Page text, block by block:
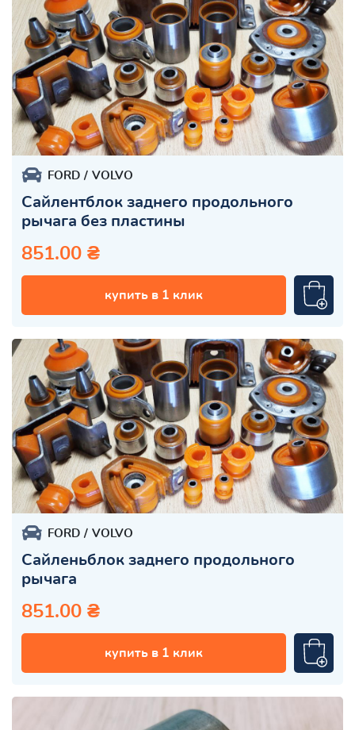
FORD VOLVO
Сайлентблок заднего продольного
рычага без пластины
851.00 ₴
купить в 1 клик
FORD VOLVO
Сайленьблок заднего продольного
рычага
851.00 ₴
купить в 1 клик